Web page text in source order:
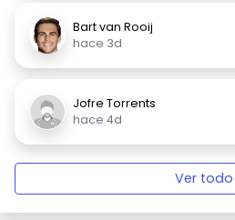
Bart van Rooij
hace 3d
Jofre Torrents
hace 4d
Ver todo